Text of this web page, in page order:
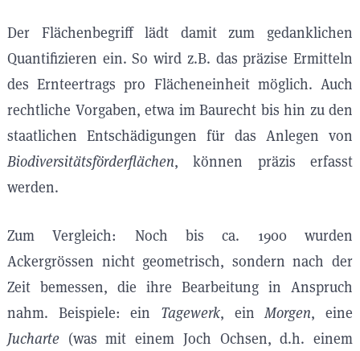
Der Flächenbegriff lädt damit zum gedanklichen
Quantifizieren ein. So wird z.B. das präzise Ermitteln
des Ernteertrags pro Flächeneinheit möglich. Auch
rechtliche Vorgaben, etwa im Baurecht bis hin zu den
staatlichen Entschädigungen für das Anlegen von
Biodiversitätsförderflächen, können präzis erfasst
werden.
Zum Vergleich: Noch bis ca. 1900 wurden
Ackergrössen nicht geometrisch, sondern nach der
Zeit bemessen, die ihre Bearbeitung in Anspruch
nahm. Beispiele: ein Tagewerk, einMorgen, eine
Jucharte (was mit einem Joch Ochsen, d.h. einem